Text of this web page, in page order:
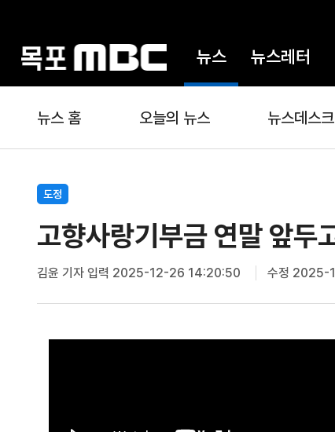
뉴스 뉴스레터
뉴스 홈 오늘의 뉴스 뉴스데스크
도정
고향사랑기부금 연말 앞두
김윤 기자입력 2025-12-26 14:20:50 수정 2025-